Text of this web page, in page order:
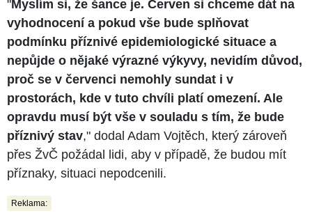
"Myslím si, že šance je. Červen si chceme dát na
vyhodnocení a pokud vše bude splňovat
podmínku příznivé epidemiologické situace a
nepůjde o nějaké výrazné výkyvy, nevidím důvod,
proč se v červenci nemohly sundat i v
prostorách, kde v tuto chvíli platí omezení. Ale
opravdu musí být vše v souladu s tím, že bude
příznivý stav," dodal Adam Vojtěch, který zároveň
přes ŽvČ požádal lidi, aby v případě, že budou mít
příznaky, situaci nepodcenili.
Reklama: